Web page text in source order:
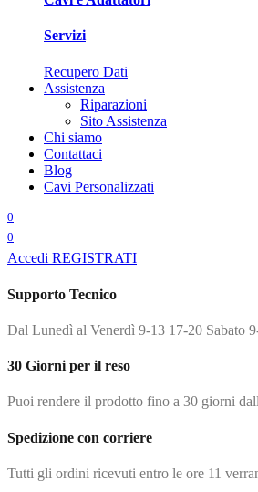
Servizi
Recupero Dati
Assistenza
Riparazioni
Sito Assistenza
Chi siamo
Contattaci
Blog
Cavi Personalizzati
0
0
Accedi REGISTRATI
Supporto Tecnico
Dal Lunedì al Venerdì 9-13 17-20 Sabato
30 Giorni per il reso
Puoi rendere il prodotto fino a 30 giorni
Spedizione con corriere
Tutti gli ordini ricevuti entro le ore 11